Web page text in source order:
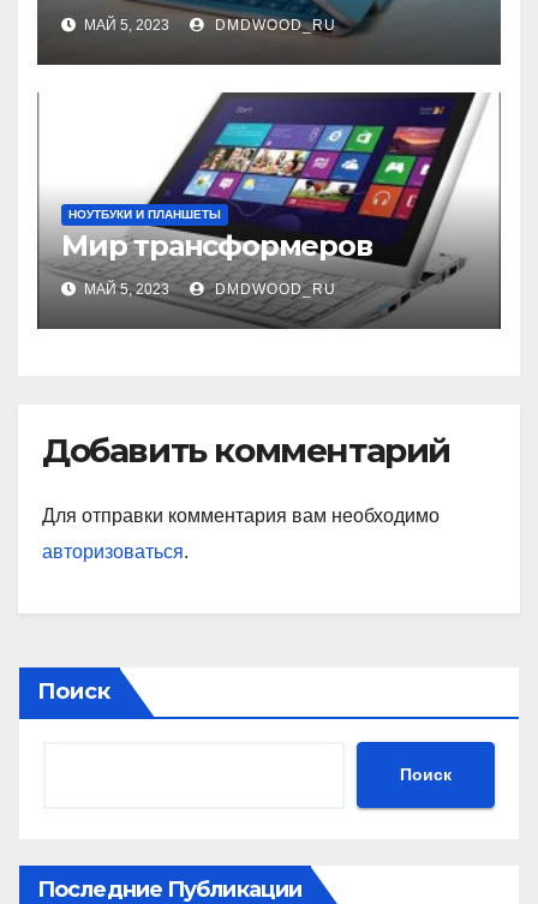
МАЙ 5, 2023 DMDWOOD_RU
НОУТБУКИ И ПЛАНШЕТЫ
Мир трансформеров
МАЙ 5, 2023 DMDWOOD_RU
Добавить комментарий
Для отправки комментария вам необходимо
авторизоваться.
Поиск
Поиск
Последние Публикации